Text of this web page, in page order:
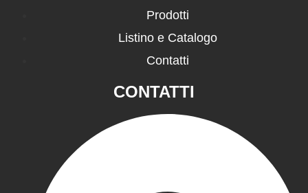
Prodotti
Listino e Catalogo
Contatti
CONTATTI